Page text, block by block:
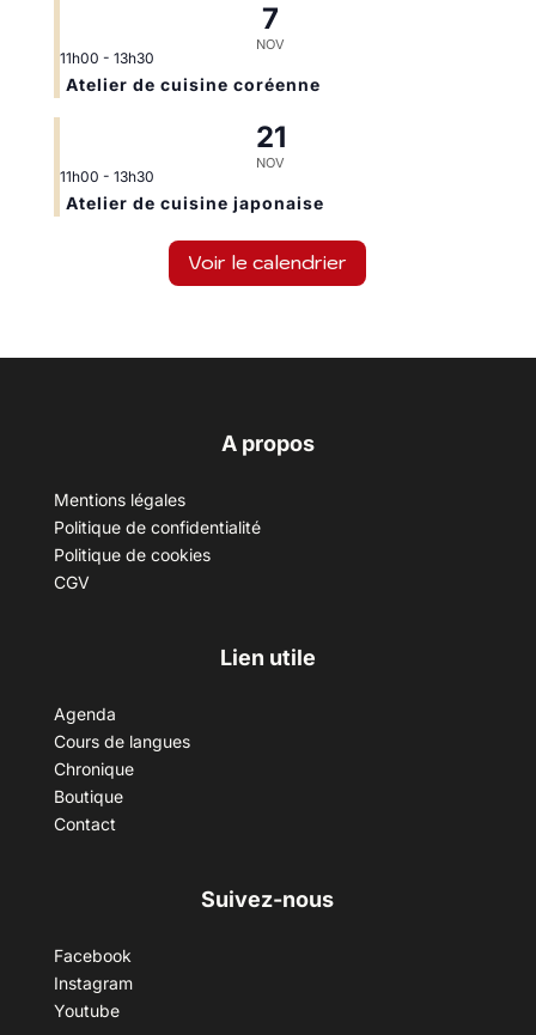
7
NOV
11h00 - 13h30
Atelier de cuisine coréenne
21
NOV
11h00 - 13h30
Atelier de cuisine japonaise
Voir le calendrier
A propos
Mentions légales
Politique de confidentialité
Politique de cookies
CGV
Lien utile
Agenda
Cours de langues
Chronique
Boutique
Contact
Suivez-nous
Facebook
Instagram
Youtube